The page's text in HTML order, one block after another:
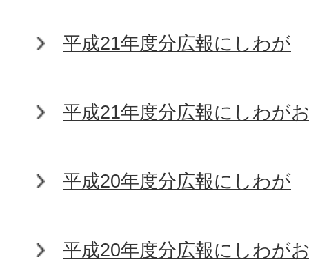
平成21年度分広報にしわが
平成21年度分広報にしわが
平成20年度分広報にしわが
平成20年度分広報にしわが